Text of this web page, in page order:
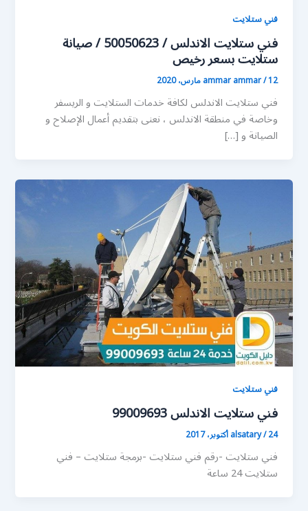
فني ستلايت
فني ستلايت الاندلس / 50050623 / صيانة
ستلايت بسعر رخيص
ammar ammar/12 مارس، 2020
فني ستلايت الاندلس لكافة خدمات الستلايت و الريسفر
وخاصة في منطقة الاندلس ، نعنى بتقديم أعمال الإصلاح و
الصيانة و […]
فني ستلايت
فني ستلايت الاندلس 99009693
alsatary/24 أكتوبر، 2017
فني ستلايت -رقم فني ستلايت -برمجة ستلايت – فني
ستلايت 24 ساعة